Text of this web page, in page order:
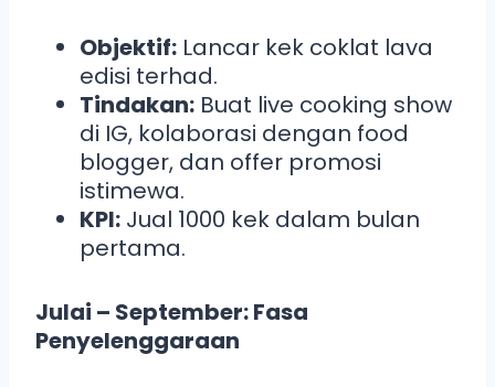
Objektif: Lancar kek coklat lava
edisi terhad.
Tindakan: Buat live cooking show
di IG, kolaborasi dengan food
blogger, dan offer promosi
istimewa.
KPI: Jual 1000 kek dalam bulan
pertama.
Julai – September: Fasa
Penyelenggaraan